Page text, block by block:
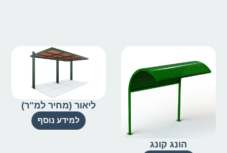
הונג קונג
ליאור (מחיר למ"ר)
למידע נוסף